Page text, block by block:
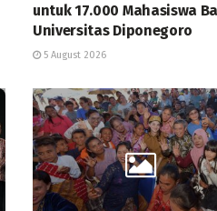
untuk 17.000 Mahasiswa
Universitas Diponegoro
5 August 2026